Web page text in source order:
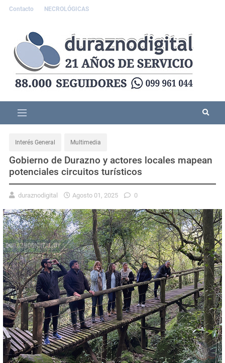
Contacto NECROLÓGICAS
Interés General Multimedia
Gobierno de Durazno y actores locales mapean
potenciales circuitos turísticos
duraznodigital Agosto 01, 2025 0